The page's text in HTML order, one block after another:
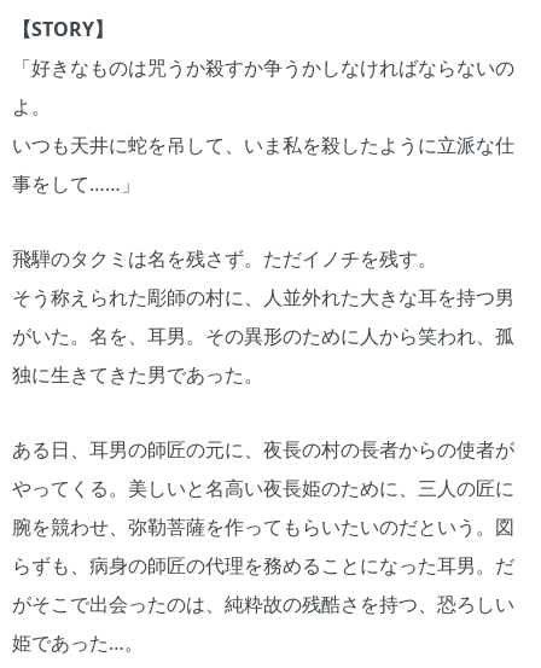
【STORY】
「好きなものは咒うか殺すか争うかしなければならないの
よ。
いつも天井に蛇を吊して、いま私を殺したように立派な仕
事をして……」
飛騨のタクミは名を残さず。ただイノチを残す。
そう称えられた彫師の村に、人並外れた大きな耳を持つ男
がいた。名を、耳男。その異形のために人から笑われ、孤
独に生きてきた男であった。
ある日、耳男の師匠の元に、夜長の村の長者からの使者が
やってくる。美しいと名高い夜長姫のために、三人の匠に
腕を競わせ、弥勒菩薩を作ってもらいたいのだという。図
らずも、病身の師匠の代理を務めることになった耳男。だ
がそこで出会ったのは、純粋故の残酷さを持つ、恐ろしい
姫であった…。